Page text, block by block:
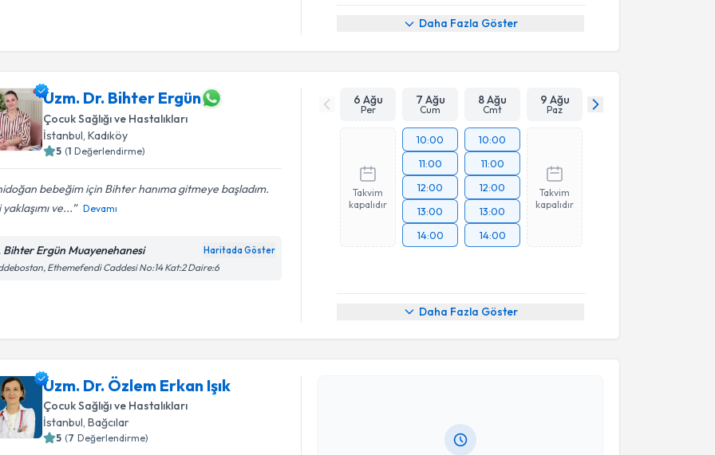
Daha Fazla Göster
Uzm. Dr. Bihter Ergün
Çocuk Sağlığı ve Hastalıkları
İstanbul , Kadıköy
5 (1 Değerlendirme)
bebeğim için Bihter hanıma gitmeye başladım.
yaklaşımı ve...
Devamı
Bihter Ergün Muayenehanesi Haritada Göster
Ethemefendi Caddesi No:14 Kat:2 Daire:6
6 Ağu
Per
7 Ağu
Cum
8 Ağu
Cmt
9 Ağu
Paz
Takvim
kapalıdır
10:00
11:00
12:00
13:00
14:00
10:00
11:00
12:00
13:00
14:00
Takvim
kapalıdır
Daha Fazla Göster
Uzm. Dr. Özlem Erkan Işık
Çocuk Sağlığı ve Hastalıkları
İstanbul, Bağcılar
5 (7 Değerlendirme)
Randevu Takvimi Talebi
Uzm. Dr. Özlem Erkan Işık